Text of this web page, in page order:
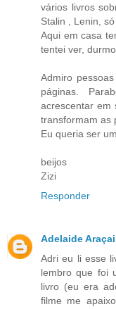
vários livros
Stalin , Lenin,
Aqui em casa
tentei ver,
Admiro
páginas.
acrescentar em
transformam as
Eu queria ser
beijos
Zizi
Responder
Adelaide Araçai
Adri eu li esse
lembro que foi
livro (eu era
filme me